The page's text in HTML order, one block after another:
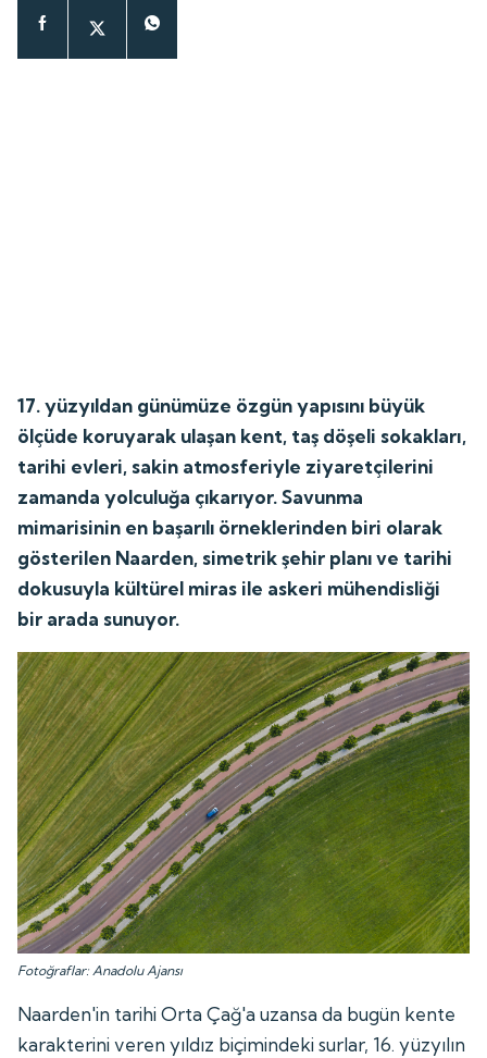
17. yüzyıldan günümüze özgün yapısını büyük
ölçüde koruyarak ulaşan kent, taş döşeli sokakları,
tarihi evleri, sakin atmosferiyle ziyaretçilerini
zamanda yolculuğa çıkarıyor. Savunma
mimarisinin en başarılı örneklerinden biri olarak
gösterilen Naarden, simetrik şehir planı ve tarihi
dokusuyla kültürel miras ile askeri mühendisliği
bir arada sunuyor.
Fotoğraflar: Anadolu Ajansı
Naarden'in tarihi Orta Çağ'a uzansa da bugün kente
karakterini veren yıldız biçimindeki surlar, 16. yüzyılın